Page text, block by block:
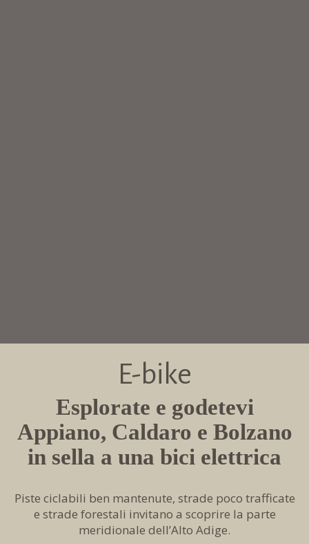
E-bike
Esplorate e godetevi
Appiano, Caldaro e Bolzano
in sella a una bici elettrica
Piste ciclabili ben mantenute, strade poco trafficate
e strade forestali invitano a scoprire la parte
meridionale dell’Alto Adige.